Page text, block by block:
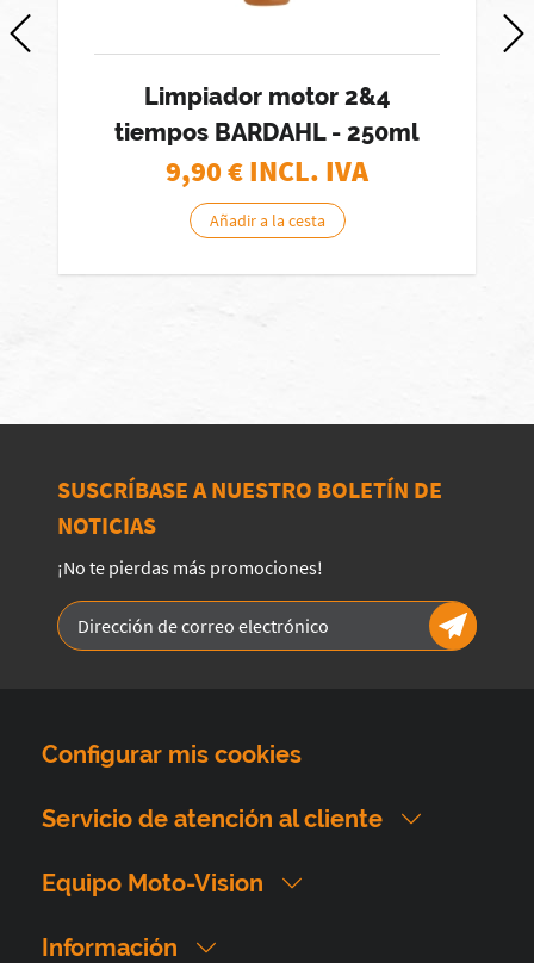
Limpiador motor 2&4
tiempos BARDAHL - 250ml
9,90€ INCL. IVA
Añadir a la cesta
SUSCRÍBASE A NUESTRO BOLETÍN DE
NOTICIAS
¡No te pierdas más promociones!
Configurar mis cookies
Servicio de atención al cliente
Equipo Moto-Vision
Información